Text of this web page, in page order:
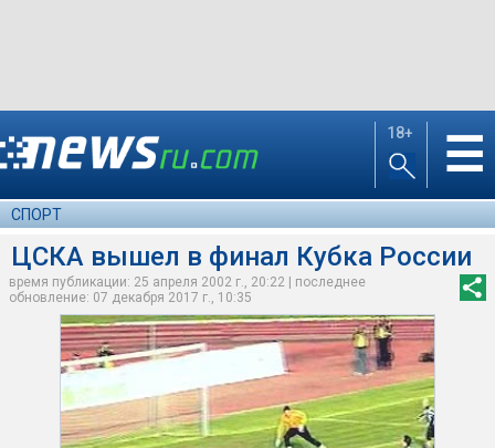
18+ ☰
СПОРТ
ЦСКА вышел в финал Кубка России
время публикации: 25 апреля 2002 г., 20:22 | последнее
обновление: 07 декабря 2017 г., 10:35